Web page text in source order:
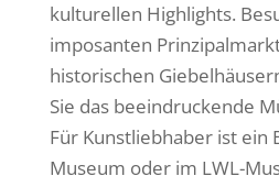
kulturellen Highlights.
imposanten
historischen
Sie das beeindruckende
Für Kunstliebhaber ist ein
Museum oder im LWL-